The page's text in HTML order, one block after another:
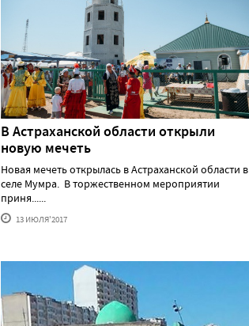
В Астраханской области открыли
новую мечеть
Новая мечеть открылась в Астраханской области в
селе Мумра. В торжественном мероприятии
приня......
13 ИЮЛЯ'2017